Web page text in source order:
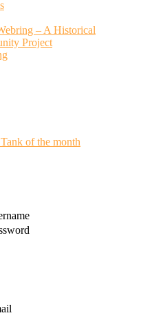
– A Historical
Project
of the month